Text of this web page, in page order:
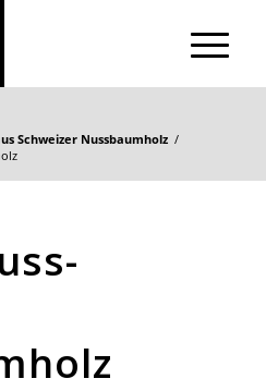
Schweizer Nussbaumholz /